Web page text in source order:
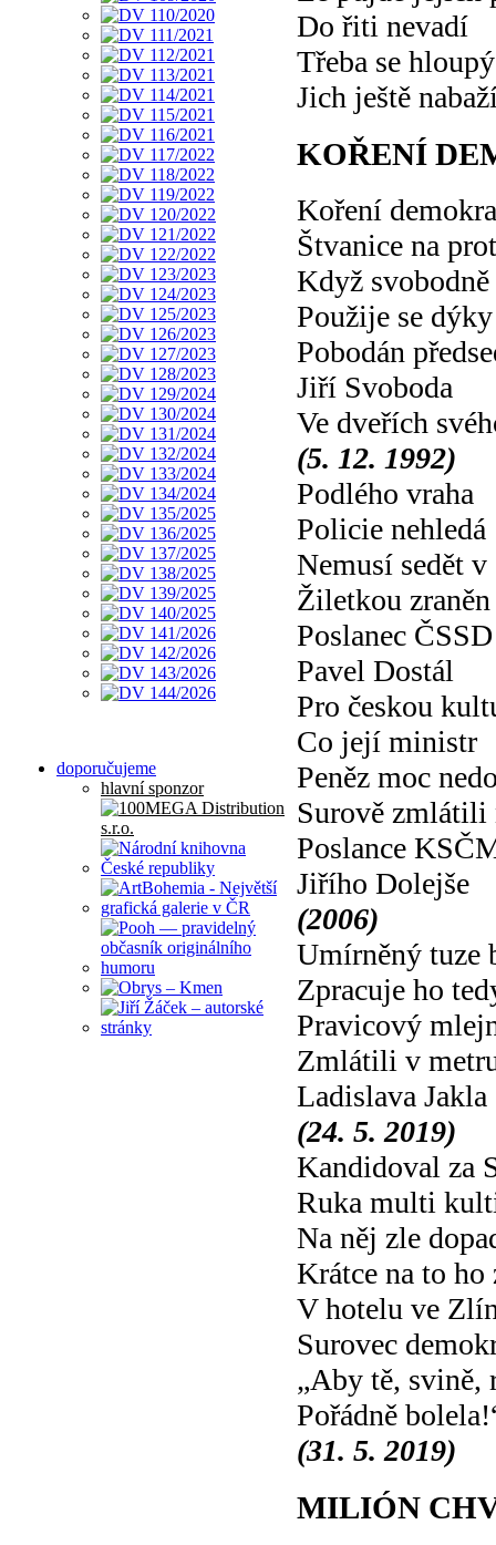
doporučujeme
hlavní sponzor
Do řiti nevadí
Třeba se
Jich ještě
KOŘENÍ
Koření
Štvanice na
Když
Použije se dýky
Pobodán
Jiří Svoboda
Ve dveřích
(5. 12. 1992)
Podlého vraha
Policie nehledá
Nemusí sedět
Žiletkou zraněn
Poslanec ČSSD
Pavel Dostál
Pro českou
Co její ministr
Peněz moc
Surově zmlátili
Poslance
Jiřího Dolejše
(2006)
Umírněný tuze
Zpracuje ho
Pravicový
Zmlátili v
Ladislava Jakla
(24. 5. 2019)
Kandidoval za
Ruka multi
Na něj zle
Krátce na to
V hotelu ve
Surovec
„Aby tě, svině,
Pořádně
(31. 5. 2019)
MILIÓN